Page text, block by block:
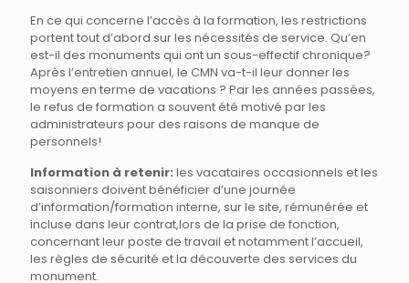
En ce qui concerne l’accès à la formation, les restrictions
portent tout d’abord sur les nécessités de service. Qu’en
est-il des monuments qui ont un sous-effectif chronique?
Après l’entretien annuel, le CMN va-t-il leur donner les
moyens en terme de vacations ? Par les années passées,
le refus de formation a souvent été motivé par les
administrateurs pour des raisons de manque de
personnels!
Information à retenir: les vacataires occasionnels et les
saisonniers doivent bénéficier d’une journée
d’information/formation interne, sur le site, rémunérée et
incluse dans leur contrat,lors de la prise de fonction,
concernant leur poste de travail et notamment l’accueil,
les règles de sécurité et la découverte des services du
monument.